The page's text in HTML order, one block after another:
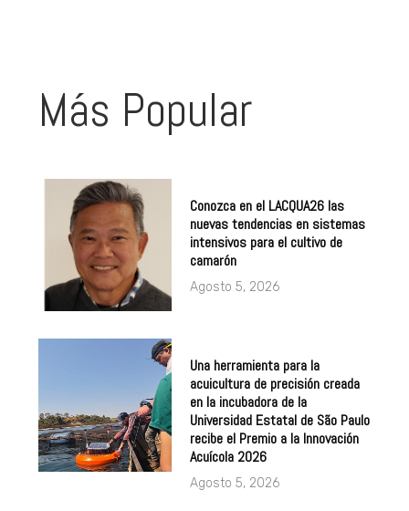
Más Popular
Conozca en el LACQUA26 las
nuevas tendencias en sistemas
intensivos para el cultivo de
camarón
Agosto 5, 2026
Una herramienta para la
acuicultura de precisión creada
en la incubadora de la
Universidad Estatal de São Paulo
recibe el Premio a la Innovación
Acuícola 2026
Agosto 5, 2026